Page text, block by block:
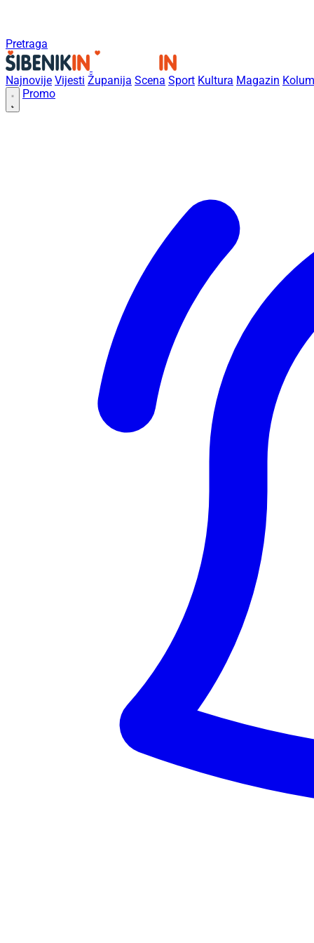
Pretraga
Najnovije Vijesti Županija Scena Sport Kultura Magazin
Promo